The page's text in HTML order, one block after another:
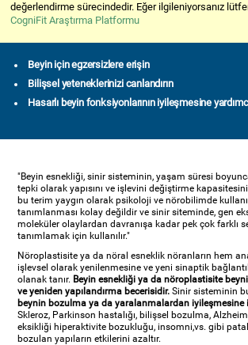
değerlendirme sürecindedir. Eğer ilgileniyorsanız
CogniFit Araştırma Platformu
Beyin için egzersizlere erişin
Bilişsel yeteneklerinizi canlandırın
Hasarlı beyin fonksiyonlarının iyileşmesine
"Beyin esnekliği, sinir sisteminin, yaşam süresi
tepki olarak yapısını ve işlevini değiştirme
bu terim yaygın olarak psikoloji ve nörobilimde
tanımlanması kolay değildir ve sinir siteminde, gen
moleküler olaylardan davranışa kadar pek çok farklı
tanımlamak için kullanılır."
Nöroplastisite ya da nöral esneklik nöranların hem
işlevsel olarak yenilenmesine ve yeni sinaptik
olanak tanır. Beyin esnekliği ya da nöroplastisite
ve yeniden yapılandırma becerisidir. Sinir sisteminin
beynin bozulma ya da yaralanmalardan iyileşmesine
Skleroz, Parkinson hastalığı, bilişsel bozulma,
eksikliği hiperaktivite bozukluğu, insomni,vs. gibi
bozulan yapıların etkilerini azaltır.